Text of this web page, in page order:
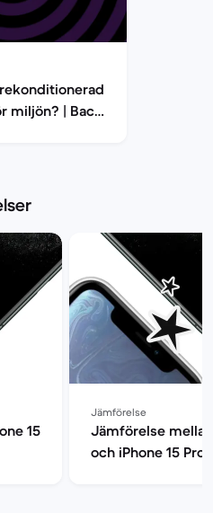
miljön? | Back
15
Jämförelse
Jämförelse mellan
och iPhone 15 Pro